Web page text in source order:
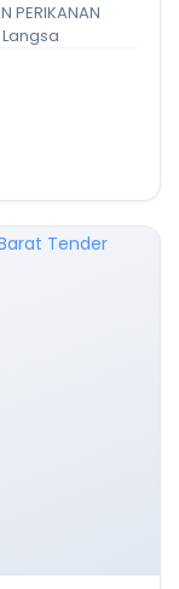
PERIKANAN